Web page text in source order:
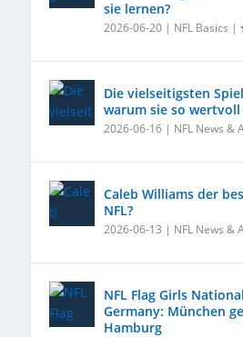
sie lernen?
2026-06-20 | NFL Basics |
Die vielseitigsten
warum sie so wertvoll
2026-06-16 | NFL News &
Caleb Williams der
NFL?
2026-06-13 | NFL News &
NFL Flag Girls
Germany: München
Hamburg